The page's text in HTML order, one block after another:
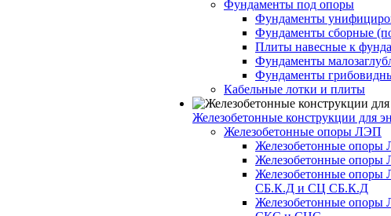
Фундаменты под опоры
Фундаменты
Фундаменты сборные
Плиты навесные к
Фундаменты
Фундаменты
Кабельные лотки и плиты
Железобетонные конструкции для
Железобетонные опоры ЛЭП
Железобетонные
Железобетонные
Железобетонные опоры
СБ.К.Д и СЦ СБ.К.Д
Железобетонные опоры